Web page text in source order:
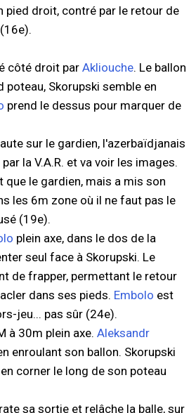
pied droit, contré par le retour de
(16e).
côté droit par Akliouche. Le ballon
poteau, Skorupski semble en
prend le dessus pour marquer de
sur le gardien, l'azerbaïdjanais
la V.A.R. et va voir les images.
que le gardien, mais a mis son
les 6m zone où il ne faut pas le
(19e).
plein axe, dans le dos de la
seul face à Skorupski. Le
de frapper, permettant le retour
dans ses pieds. Embolo est
jeu... pas sûr (24e).
à 30m plein axe. Aleksandr
enroulant son ballon. Skorupski
corner le long de son poteau
sa sortie et relâche la balle, sur